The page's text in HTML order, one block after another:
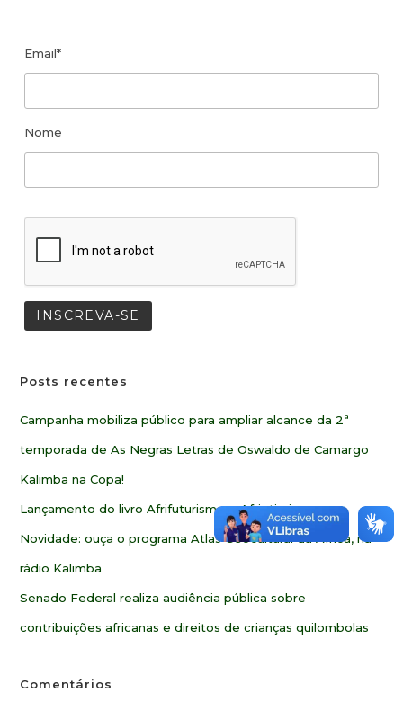
Email*
Nome
Posts recentes
Campanha mobiliza público para ampliar alcance da 2ª
temporada de As Negras Letras de Oswaldo de Camargo
Kalimba na Copa!
Lançamento do livro Afrifuturismo e Afriotimismo
Novidade: ouça o programa Atlas Geocultural da África, na
rádio Kalimba
Senado Federal realiza audiência pública sobre
contribuições africanas e direitos de crianças quilombolas
Comentários